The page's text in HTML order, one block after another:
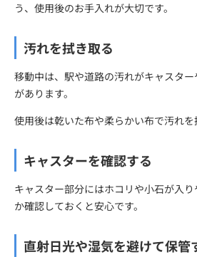
う、使用後のお手入れが大切です。
汚れを拭き取る
移動中は、駅や道路の汚れがキャスタ
があります。
使用後は乾いた布や柔らかい布で汚れを
キャスターを確認する
キャスター部分にはホコリや小石が入
か確認しておくと安心です。
直射日光や湿気を避けて保管